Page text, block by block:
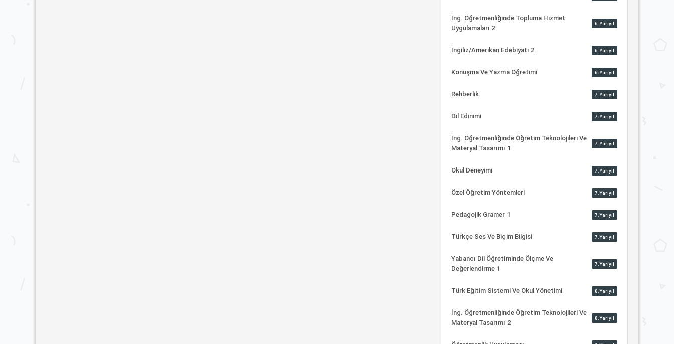
İng. Öğretmenliğinde Topluma Hizmet
Uygulamaları 2
6.Yarıyıl
İngiliz/Amerikan Edebiyatı 2 6.Yarıyıl
Konuşma Ve Yazma Öğretimi 6.Yarıyıl
Rehberlik 7.Yarıyıl
Dil Edinimi 7.Yarıyıl
İng. Öğretmenliğinde Öğretim Teknolojileri Ve
Materyal Tasarımı 1
7.Yarıyıl
Okul Deneyimi 7.Yarıyıl
Özel Öğretim Yöntemleri 7.Yarıyıl
Pedagojik Gramer 1 7.Yarıyıl
Türkçe Ses Ve Biçim Bilgisi 7.Yarıyıl
Yabancı Dil Öğretiminde Ölçme Ve
Değerlendirme 1
7.Yarıyıl
Türk Eğitim Sistemi Ve Okul Yönetimi 8.Yarıyıl
İng. Öğretmenliğinde Öğretim Teknolojileri Ve
Materyal Tasarımı 2
8.Yarıyıl